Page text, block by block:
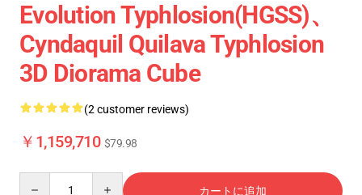
Evolution Typhlosion(HGSS)、
Cyndaquil Quilava Typhlosion
3D Diorama Cube
(2 customer reviews)
￥1,159,710 $79.98
カートに追加